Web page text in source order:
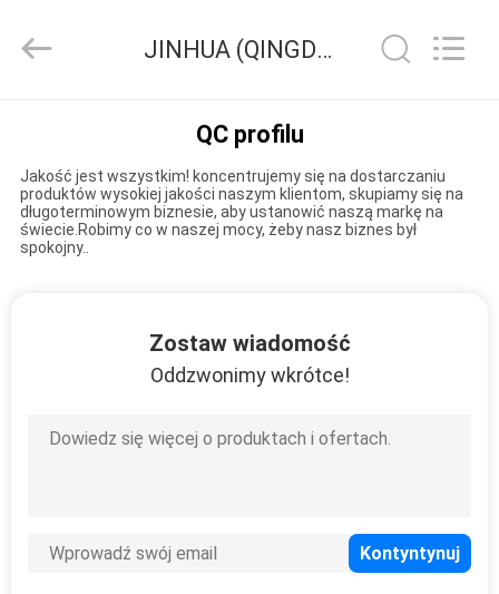
PRODUKTY
O
WYCIECZKA
FABRYCE
JAKOŚCI
Copyright
Developed
ECER
JINHUA (QINGDAO) HARDFACING TECHNOLOGY CO., LTD. Kontrola jakości
QC profilu
Jakość jest wszystkim! koncentrujemy się na dostarczaniu
produktów wysokiej jakości naszym klientom, skupiamy się na
długoterminowym biznesie, aby ustanowić naszą markę na
świecie.Robimy co w naszej mocy, żeby nasz biznes był
spokojny..
Zostaw wiadomość
Oddzwonimy wkrótce!